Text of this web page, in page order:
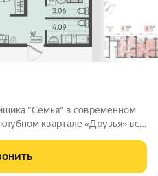
"Семья" в современном
квартале «Друзья» все
детей и антикафе для